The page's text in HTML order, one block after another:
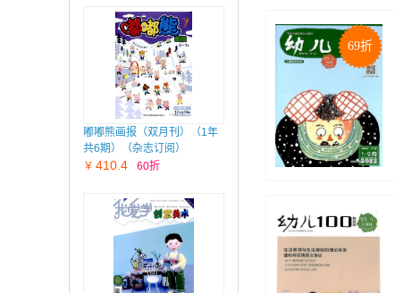
嘟嘟熊画报（双月刊）（1年
共6期）（杂志订阅）
￥ 410.4 60折
69折